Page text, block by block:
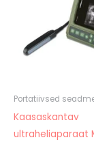
Portatiivsed
Kaasaskantav
ultraheliaparaat